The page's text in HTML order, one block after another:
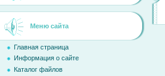
Меню сайта
Главная страница
Информация о сайте
Каталог файлов